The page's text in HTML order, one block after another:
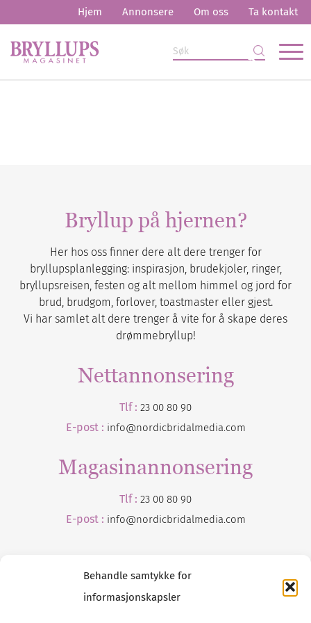
Behandle samtykke for
informasjonskapsler
Hjem Annonsere Om oss Ta kontakt
Bryllup på hjernen?
Her hos oss finner dere alt dere trenger for
bryllupsplanlegging: inspirasjon, brudekjoler, ringer,
bryllupsreisen, festen og alt mellom himmel og jord for
brud, brudgom, forlover, toastmaster eller gjest.
Vi har samlet alt dere trenger å vite for å skape deres
drømmebryllup!
Nettannonsering
Tlf : 23 00 80 90
E-post : info@nordicbridalmedia.com
Magasinannonsering
Tlf : 23 00 80 90
E-post : info@nordicbridalmedia.com